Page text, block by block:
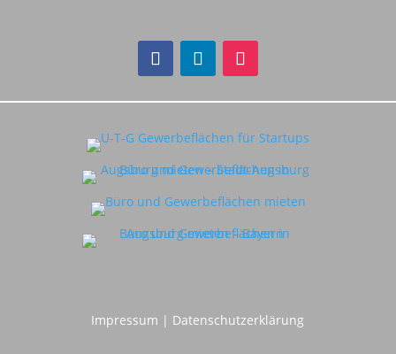
Impressum | Datenschutzerklärung